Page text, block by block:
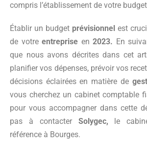
compris l’établissement de votre
Établir un budget prévisionnel est
de votreentreprise en2023. En
que nous avons décrites dans cet
planifier vos dépenses, prévoir vos
décisions éclairées en matière de
vous cherchez un cabinet comptable
pour vous accompagner dans cette
pas à contacter Solygec, le
référence à Bourges.